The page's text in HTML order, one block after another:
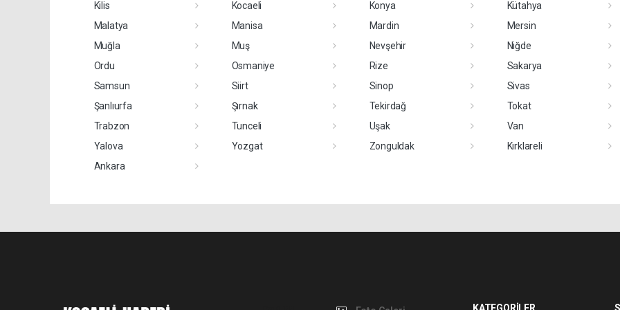
Kilis
Kocaeli Konya
Kütahya
Malatya
Manisa Mardin
Mersin
Muğla
Muş Nevşehir
Niğde
Ordu
Osmaniye Rize
Sakarya
Samsun
Siirt Sinop
Sivas
Şanlıurfa
Şırnak Tekirdağ
Tokat
Trabzon
Tunceli Uşak
Van
Yalova
Yozgat Zonguldak
Kırklareli
Ankara